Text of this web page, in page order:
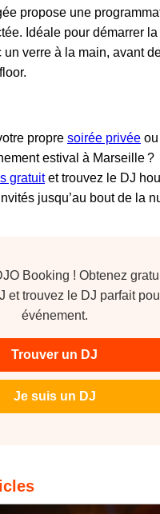
propose une
Idéale pour démarrer
un verre à la main, avant
propre soirée privée
estival à Marseille ?
gratuitet trouvez le DJ
jusqu’au bout de la
Booking ! Obtenez
et trouvez le DJ parfait
événement.
Trouver un DJ
Je suis un DJ